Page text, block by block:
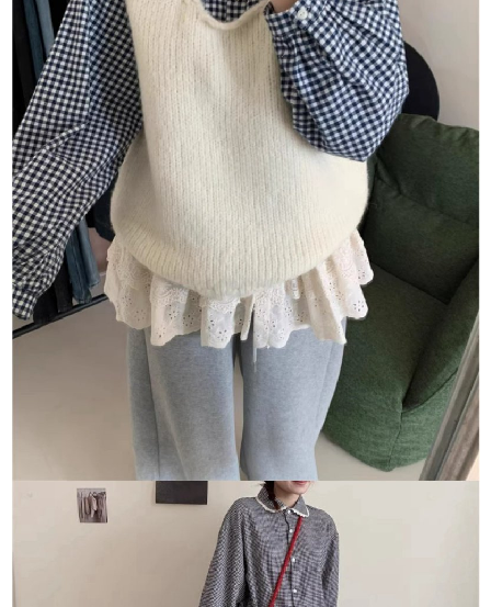
２．訂單成立數日內，您將收到繳費通知簡訊。
３．收到繳費通知簡訊後14天內，點擊此簡訊中的連結，可透過四大超商／
ATM／網路銀行／等多元方式進行付款，方視為交易完成。
※ 請注意：結帳手續完成當下不需立刻繳費，但若您需要取消訂單，請聯絡
購買商品的店家。未經商家同意取消之訂單仍視為有效，需透過AFTEE先享
後付繳納相關費用。
※ 交易是否成功請以「AFTEE先享後付 」之結帳頁面顯示為準，若有關於
是否繳費成功／繳費後需取消欲退款等相關疑問，請聯繫「AFTEE先享後付
客戶支援中心」https://netprotections.freshdesk.com/support/home
【注意事項】
１．透過由恩沛科技股份有限公司提供之「AFTEE先享後付」服務完成之交
易，需依本服務之必要範圍內提供個人資料，並將交易相關給付款項請求債
權轉讓予恩沛科技股份有限公司。
２．關於個人資料處理事宜，請瀏覽以下網址：
https://aftee.tw/terms/#terms3
３．未成年的使用者請事先徵得法定代理人或監護人之同意方可使用
「AFTEE先享後付」，若未經同意申辦者引起之損失，本公司不負相關責
４．使用「AFTEE先享後付」時，將依據個別帳號之用戶狀況，依本公司即
時審查核予不同之上限額度；若仍有額度不足之情形，本公司將視審查結果
５．嚴禁一人註冊多個帳號或使用他人資訊註冊。若發現惡意使用之情形，
恩沛科技股份有限公司將有權停止該用戶之使用額度並採取法律行動。
每筆NT$80，滿NT$1,500(含以上)免運費
萊爾富取貨付款
每筆NT$80，滿NT$1,500(含以上)免運費
付款後萊爾富取貨
每筆NT$80，滿NT$1,500(含以上)免運費
離島取貨加價40
每筆NT$80，滿NT$1,500(含以上)免運費
付款後7-11取貨
每筆NT$80，滿NT$1,500(含以上)免運費
每筆NT$100，滿NT$1,500(含以上)免運費
查看運費